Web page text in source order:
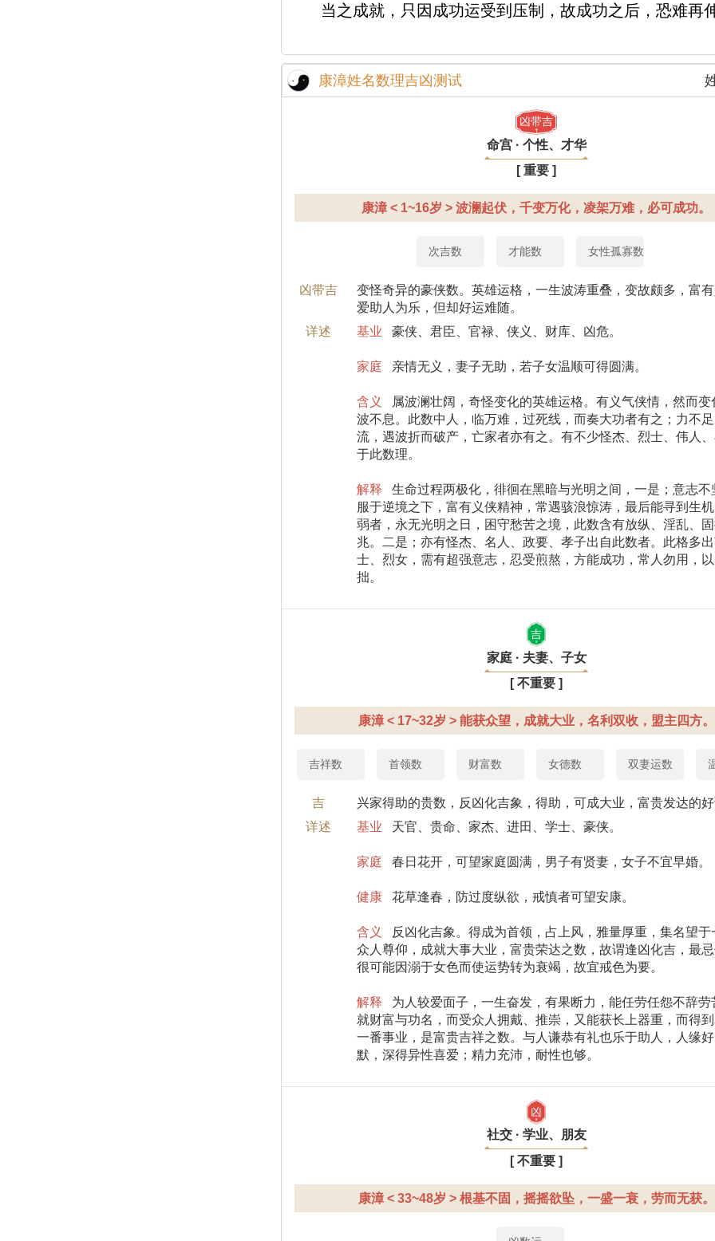
当之成就，只因成功运受到压制，故成功之后，恐难再
康漳姓名数理吉凶测试
凶带吉
命宫 · 个性、才华
[ 重要 ]
康漳 < 1~16岁 > 波澜起伏，千变万化，凌架万难，必可成功。
次吉数 才能数 女性孤寡数
凶带吉
变怪奇异的豪侠数。英雄运格，一生波涛重叠，变故颇多，富
爱助人为乐，但却好运难随。
详述
基业 豪侠、君臣、官禄、侠义、财库、凶危。
家庭 亲情无义，妻子无助，若子女温顺可得圆满。
含义
属波澜壮阔，奇怪变化的英雄运格。有义气侠情，然而
波不息。此数中人，临万难，过死线，而奏大功者有之；力不
流，遇波折而破产，亡家者亦有之。有不少怪杰、烈士、伟人
于此数理。
解释
生命过程两极化，徘徊在黑暗与光明之间，一是；意志不
服于逆境之下，富有义侠精神，常遇骇浪惊涛，最后能寻到生
弱者，永无光明之日，困守愁苦之境，此数含有放纵、淫乱、
兆。二是；亦有怪杰、名人、政要、孝子出自此数者。此格多
士、烈女，需有超强意志，忍受煎熬，方能成功，常人勿用，
拙。
吉
家庭 · 夫妻、子女
[ 不重要 ]
康漳 < 17~32岁 > 能获众望，成就大业，名利双收，盟主四方。
吉祥数 首领数 财富数 女德数 双妻运数
吉
兴家得助的贵数，反凶化吉象，得助，可成大业，富贵发达的
详述
基业 天官、贵命、家杰、进田、学士、豪侠。
家庭 春日花开，可望家庭圆满，男子有贤妻，女子不宜早婚。
健康 花草逢春，防过度纵欲，戒慎者可望安康。
含义
反凶化吉象。得成为首领，占上风，雅量厚重，集名望
众人尊仰，成就大事大业，富贵荣达之数，故谓逢凶化吉，最
很可能因溺于女色而使运势转为衰竭，故宜戒色为要。
解释
为人较爱面子，一生奋发，有果断力，能任劳任怨不辞劳
就财富与功名，而受众人拥戴、推崇，又能获长上器重，而得
一番事业，是富贵吉祥之数。与人谦恭有礼也乐于助人，人缘
默，深得异性喜爱；精力充沛，耐性也够。
凶
社交 · 学业、朋友
[ 不重要 ]
康漳 < 33~48岁 > 根基不固，摇摇欲坠，一盛一衰，劳而无获。